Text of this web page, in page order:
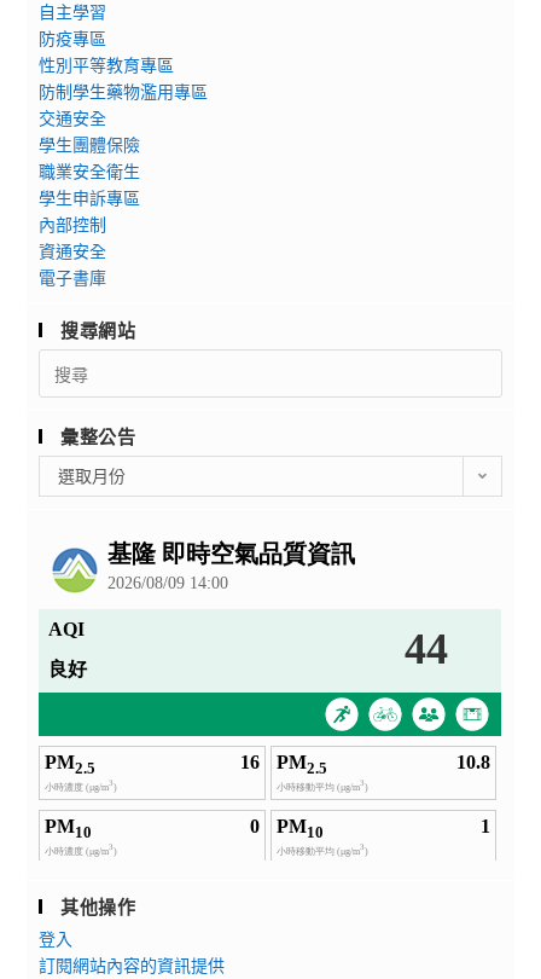
自主學習
防疫專區
性別平等教育專區
防制學生藥物濫用專區
交通安全
學生團體保險
職業安全衛生
學生申訴專區
內部控制
資通安全
電子書庫
搜尋網站
Search
for:
彙整公告
整
選取月份
其他操作
登入
訂閱網站內容的資訊提供